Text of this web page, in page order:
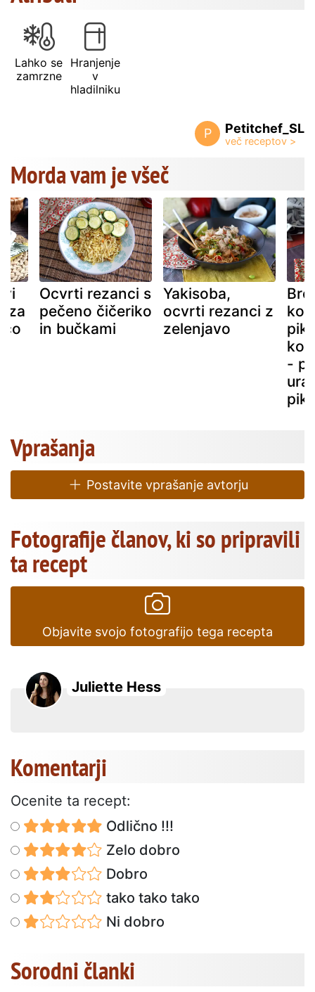
Lahko se
zamrzne
Hranjenje
v
hladilniku
P Petitchef_SL
Morda vam je všeč
za
Ocvrti rezanci s
pečeno čičeriko
in bučkami
Yakisoba,
ocvrti rezanci z
zelenjavo
-
Vprašanja
Postavite vprašanje avtorju
Fotografije članov, ki so pripravili
ta recept
Objavite svojo fotografijo tega recepta
Juliette Hess
Komentarji
Ocenite ta recept:
Odlično !!!
Zelo dobro
Dobro
tako tako tako
Ni dobro
Sorodni članki